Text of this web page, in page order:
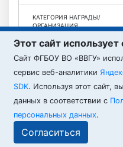
ВВГУ © 2026
Этот сайт использует
Cайт ФГБОУ ВО «ВВГУ»
сервис веб-аналитики
SDK. Используя этот сайт,
данных в соответствии с
персональных данных.
Согласиться